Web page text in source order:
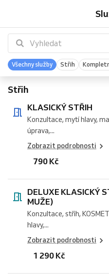
Všechny služby Střih
Střih
KLASICKÝ STŘIH
Konzultace, mytí hlavy,
úprava,...
Zobrazit podrobnosti
790 Kč
(KOSMETIKA
PRO
MUŽE)
DELUXE KLASICKÝ
MUŽE)
Konzultace, střih,
hlavy,...
Zobrazit podrobnosti
1 290 Kč
od
4
do
13
let)
na
jednu
délku)
(KOSMETIKA
PRO
MUŽE)
úprava
vousů
TOWEL